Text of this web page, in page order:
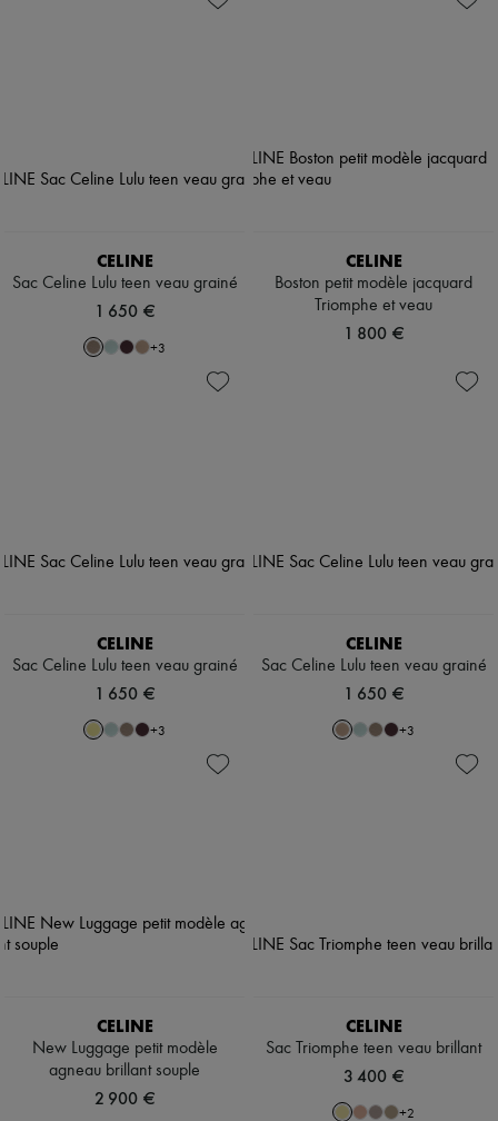
CELINE
Sac Celine Lulu teen veau grainé
1 650 €
+3
CELINE
Boston petit modèle jacquard
Triomphe et veau
1 800 €
CELINE
Sac Celine Lulu teen veau grainé
1 650 €
+3
CELINE
Sac Celine Lulu teen veau grainé
1 650 €
+3
CELINE
New Luggage petit modèle
agneau brillant souple
2 900 €
CELINE
Sac Triomphe teen veau brillant
3 400 €
+2